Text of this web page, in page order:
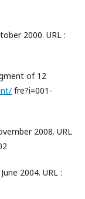
2000. URL :
of 12
fre?i=001-
2008. URL
2004. URL :